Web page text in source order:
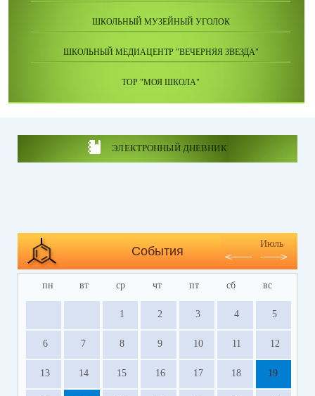
ШКОЛЬНЫЙ МУЗЕЙНЫЙ УГОЛОК
ШКОЛЬНЫЙ МЕДИАЦЕНТР "ВЕЧЕРНЯЯ ЗВЕЗДА"
ТОР "МОЯ ШКОЛА"
ЭЛЕКТРОННЫЙ ДНЕВНИК
События
Июль
пн вт ср чт пт сб вс
1 2 3 4 5
6 7 8 9 10 11 12
13 14 15 16 17 18 19